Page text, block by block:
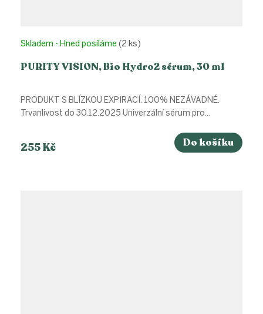
PURITY VISION, Bio Hydro2 sérum, 30 ml
Skladem - Hned posíláme (2 ks)
255 Kč Do košíku
PRODUKT S BLÍZKOU EXPIRACÍ. 100% NEZÁVADNÉ.
Trvanlivost do 30.12.2025 Univerzální sérum pro...